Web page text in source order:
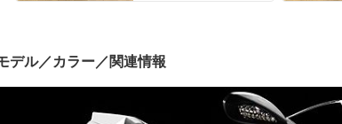
デル／カラー／関連情報